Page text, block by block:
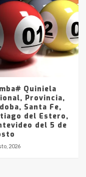
Quiniela
Provincia,
Santa Fe,
del Estero,
del 5 de
2026